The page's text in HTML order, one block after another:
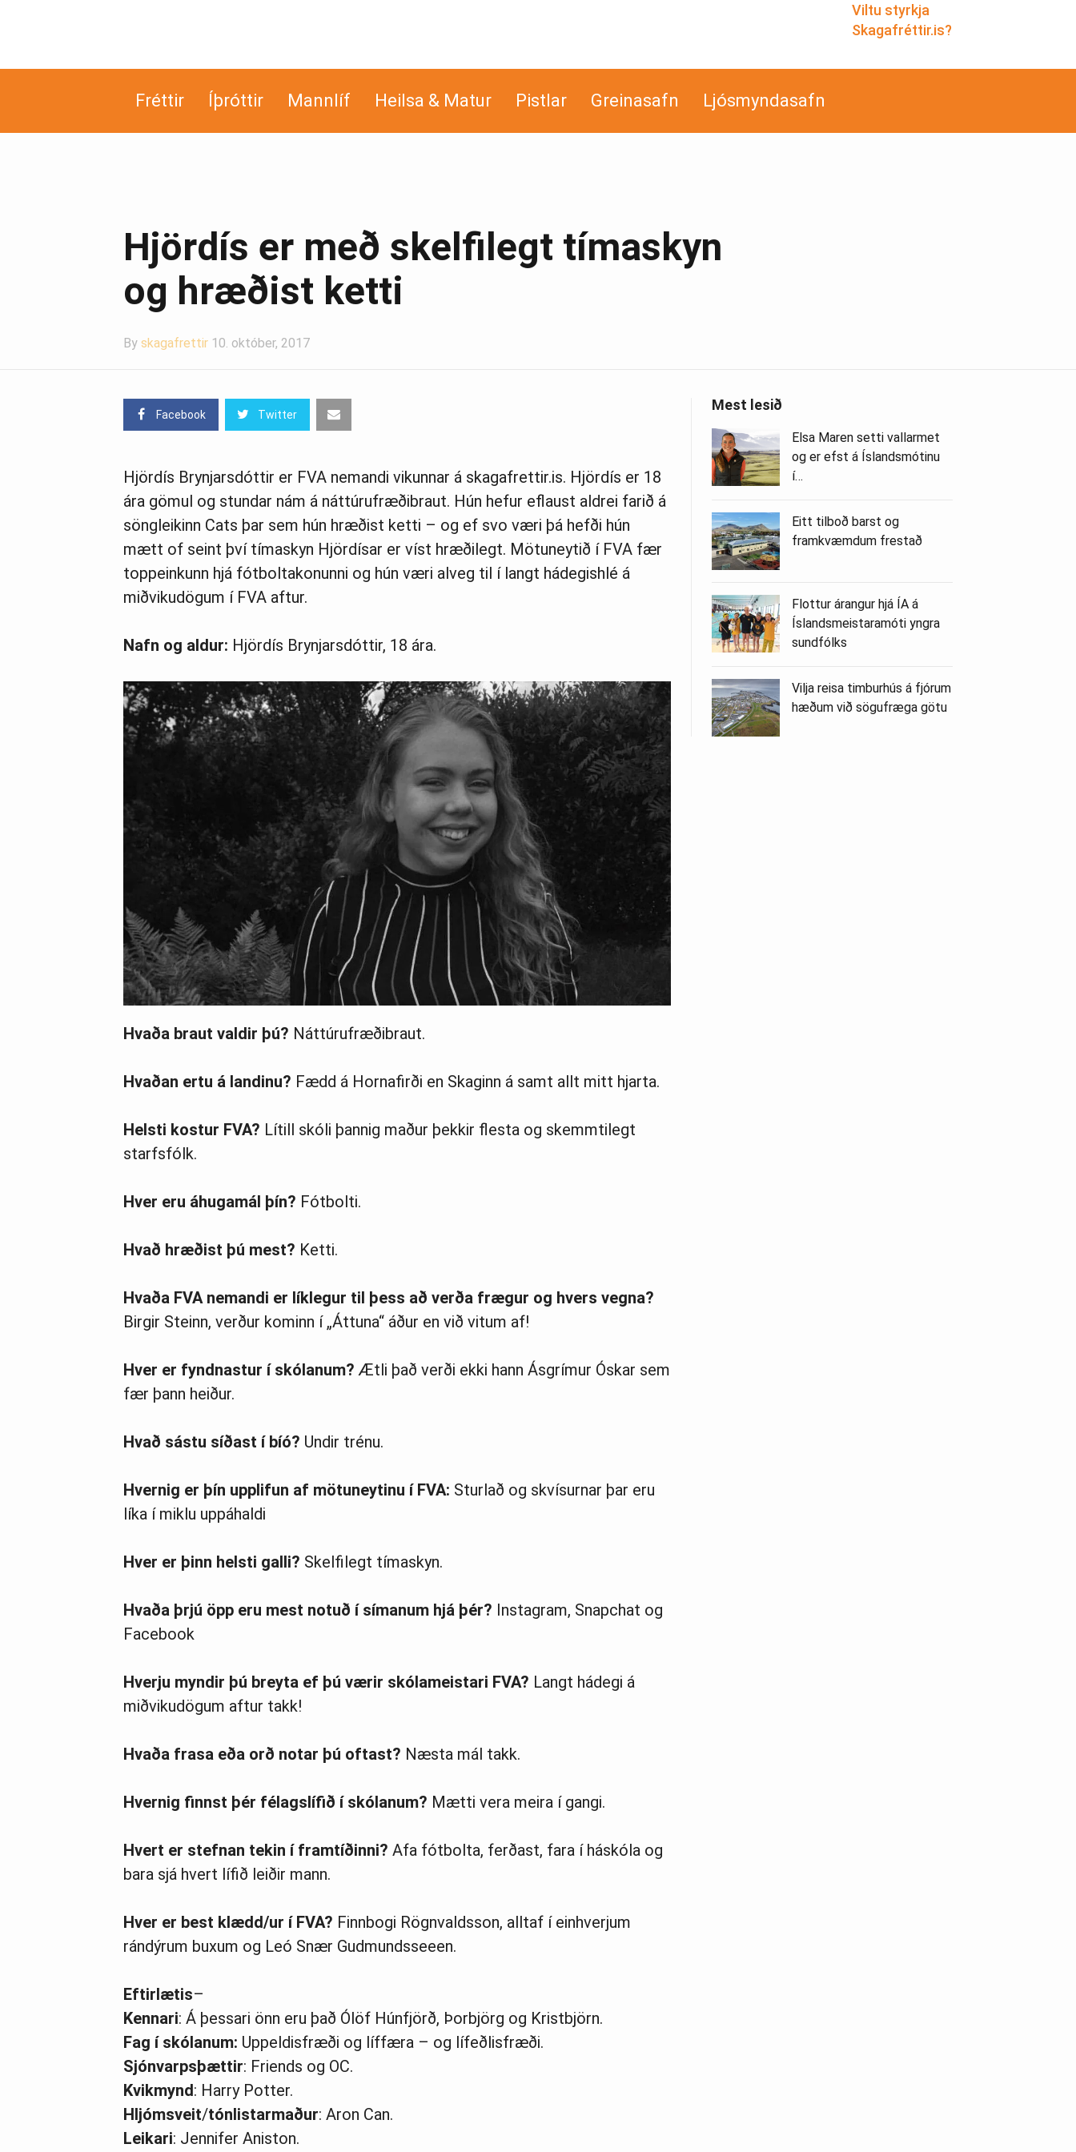
Viltu styrkja
Skagafréttir.is?
Fréttir Íþróttir Mannlíf Heilsa & Matur Pistlar Greinasafn Ljósmyndasafn
Hjördís er með skelfilegt tímaskyn
og hræðist ketti
By skagafrettir 10. október, 2017
Facebook Twitter
Hjördís Brynjarsdóttir er FVA nemandi vikunnar á skagafrettir.is. Hjördís er 18
ára gömul og stundar nám á náttúrufræðibraut. Hún hefur eflaust aldrei farið á
söngleikinn Cats þar sem hún hræðist ketti – og ef svo væri þá hefði hún
mætt of seint því tímaskyn Hjördísar er víst hræðilegt. Mötuneytið í FVA fær
toppeinkunn hjá fótboltakonunni og hún væri alveg til í langt hádegishlé á
miðvikudögum í FVA aftur.
Nafn og aldur: Hjördís Brynjarsdóttir, 18 ára.
Hvaða braut valdir þú? Náttúrufræðibraut.
Hvaðan ertu á landinu? Fædd á Hornafirði en Skaginn á samt allt mitt hjarta.
Helsti kostur FVA? Lítill skóli þannig maður þekkir flesta og skemmtilegt
starfsfólk.
Hver eru áhugamál þín? Fótbolti.
Hvað hræðist þú mest? Ketti.
Hvaða FVA nemandi er líklegur til þess að verða frægur og hvers vegna?
Birgir Steinn, verður kominn í „Áttuna“ áður en við vitum af!
Hver er fyndnastur í skólanum? Ætli það verði ekki hann Ásgrímur Óskar sem
fær þann heiður.
Hvað sástu síðast í bíó? Undir trénu.
Hvernig er þín upplifun af mötuneytinu í FVA: Sturlað og skvísurnar þar eru
líka í miklu uppáhaldi
Hver er þinn helsti galli? Skelfilegt tímaskyn.
Hvaða þrjú öpp eru mest notuð í símanum hjá þér? Instagram, Snapchat og
Facebook
Hverju myndir þú breyta ef þú værir skólameistari FVA? Langt hádegi á
miðvikudögum aftur takk!
Hvaða frasa eða orð notar þú oftast? Næsta mál takk.
Hvernig finnst þér félagslífið í skólanum? Mætti vera meira í gangi.
Hvert er stefnan tekin í framtíðinni? Afa fótbolta, ferðast, fara í háskóla og
bara sjá hvert lífið leiðir mann.
Hver er best klædd/ur í FVA? Finnbogi Rögnvaldsson, alltaf í einhverjum
rándýrum buxum og Leó Snær Gudmundsseeen.
Eftirlætis–
Kennari: Á þessari önn eru það Ólöf Húnfjörð, Þorbjörg og Kristbjörn.
Fag í skólanum: Uppeldisfræði og líffæra – og lífeðlisfræði.
Sjónvarpsþættir: Friends og OC.
Kvikmynd: Harry Potter.
Hljómsveit/tónlistarmaður: Aron Can.
Leikari: Jennifer Aniston.
Mest lesið
Elsa Maren setti vallarmet
og er efst á Íslandsmótinu
í…
Eitt tilboð barst og
framkvæmdum frestað
Flottur árangur hjá ÍA á
Íslandsmeistaramóti yngra
sundfólks
Vilja reisa timburhús á fjórum
hæðum við sögufræga götu